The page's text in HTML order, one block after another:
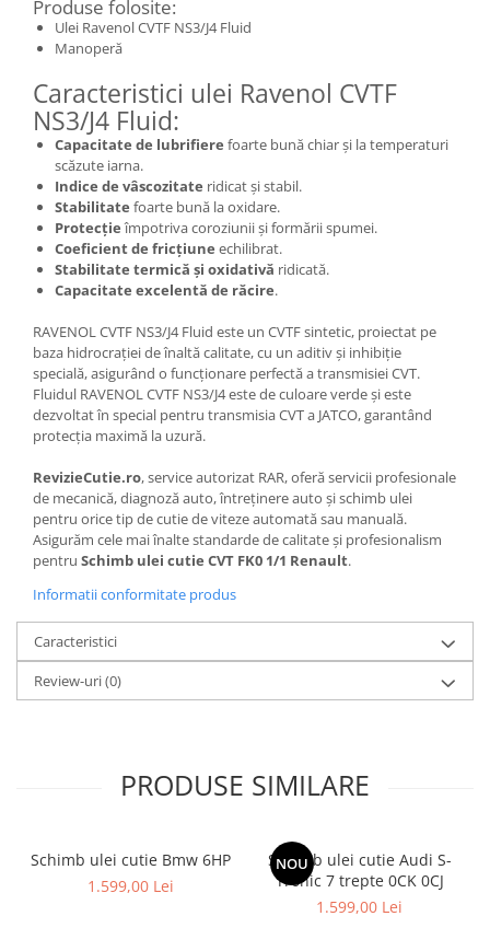
Produse folosite:
Ulei Ravenol CVTF NS3/J4 Fluid
Manoperă
Caracteristici ulei Ravenol CVTF
NS3/J4 Fluid:
Capacitate de lubrifiere foarte bună chiar și la temperaturi
scăzute iarna.
Indice de vâscozitate ridicat și stabil.
Stabilitate foarte bună la oxidare.
Protecțieîmpotriva coroziunii și formării spumei.
Coeficient de fricțiune echilibrat.
Stabilitate termică și oxidativă ridicată.
Capacitate excelentă de răcire.
RAVENOL CVTF NS3/J4 Fluid este un CVTF sintetic, proiectat pe
baza hidrocrației de înaltă calitate, cu un aditiv și inhibiție
specială, asigurând o funcționare perfectă a transmisiei CVT.
Fluidul RAVENOL CVTF NS3/J4 este de culoare verde și este
dezvoltat în special pentru transmisia CVT a JATCO, garantând
protecția maximă la uzură.
RevizieCutie.ro, service autorizat RAR, oferă servicii profesionale
de mecanică, diagnoză auto, întreținere auto și schimb ulei
pentru orice tip de cutie de viteze automată sau manuală.
Asigurăm cele mai înalte standarde de calitate și profesionalism
pentru Schimb ulei cutie CVT FK0 1/1 Renault.
Informatii conformitate produs
Caracteristici
Review-uri(0)
PRODUSE SIMILARE
Schimb ulei cutie Bmw 6HP
1.599,00 Lei
NOU
Schimb ulei cutie Audi S-
Tronic 7 trepte 0CK 0CJ
1.599,00 Lei